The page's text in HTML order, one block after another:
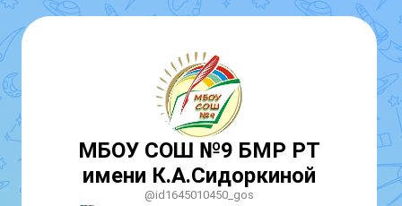
МБОУ СОШ №9 БМР РТ
имени К.А.Сидоркиной
@id1645010450_gos